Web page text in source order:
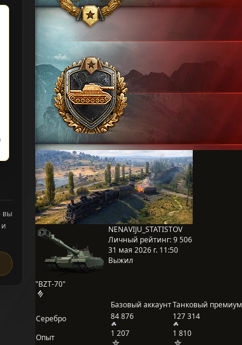
вы
"BZT-70"
NENAVIJU_STATISTOV
Личный рейтинг:9 506
31 мая 2026 г. 11:50
Выжил
Базовый аккаунтТанковый премиум
Серебро
84 876 127 314
Опыт 1 207
1 810